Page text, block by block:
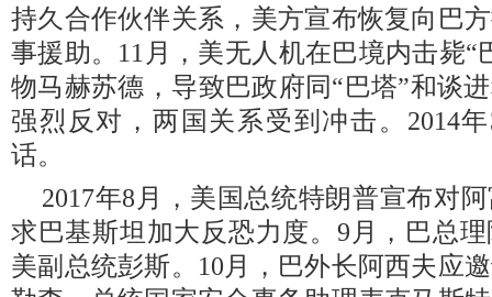
持久合作伙伴关系，美方宣布恢复向巴
事援助。11月，美无人机在巴境内击毙“
物马赫苏德，导致巴政府同“巴塔”和谈
强烈反对，两国关系受到冲击。2014
话。
2017年8月，美国总统特朗普宣布对
求巴基斯坦加大反恐力度。9月，巴总
美副总统彭斯。10月，巴外长阿西夫应